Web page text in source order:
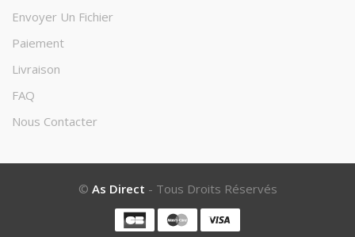
Envoyer Un Fichier
Paiement
Livraison
FAQ
Nous Contacter
© As Direct - Tous Droits Réservés